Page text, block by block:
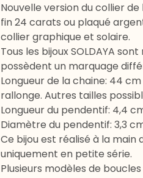
Nouvelle version du collier de
fin 24 carats ou plaqué
collier graphique et solaire.
Tous les bijoux SOLDAYA
possèdent un marquage
Longueur de la chaine: 44
rallonge. Autres tailles
Longueur du pendentif: 4,4
Diamètre du pendentif: 3,3
Ce bijou est réalisé à la
uniquement en petite série.
Plusieurs modèles de